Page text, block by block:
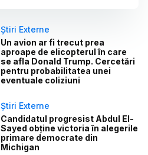
Știri Externe
Un avion ar fi trecut prea
aproape de elicopterul în care
se afla Donald Trump. Cercetări
pentru probabilitatea unei
eventuale coliziuni
Știri Externe
Candidatul progresist Abdul El-
Sayed obține victoria în alegerile
primare democrate din
Michigan